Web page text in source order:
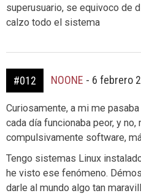
superusuario, se equivoco de
calzo todo el sistema
#012 NOONE - 6 febrero
Curiosamente, a mi me
cada día funcionaba peor, y no,
compulsivamente software,
Tengo sistemas Linux
he visto ese fenómeno.
darle al mundo algo tan